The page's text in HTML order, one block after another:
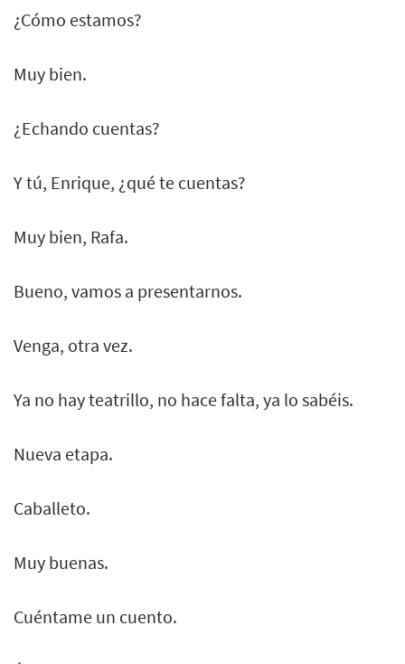
¿Cómo estamos?
Muy bien.
¿Echando cuentas?
Y tú, Enrique, ¿qué te cuentas?
Muy bien, Rafa.
Bueno, vamos a presentarnos.
Venga, otra vez.
Ya no hay teatrillo, no hace falta, ya lo sabéis.
Nueva etapa.
Caballeto.
Muy buenas.
Cuéntame un cuento.